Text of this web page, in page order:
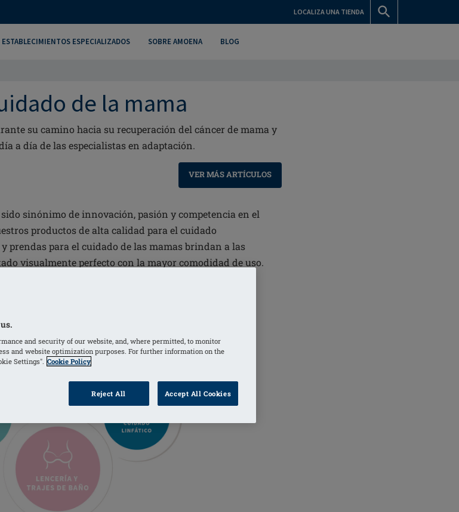
LOCALIZA UNA TIENDA
ESPECIALIZADOS SOBRE AMOENA BLOG
de la mama
su camino hacia su recuperación del cáncer de mama y
a día de las especialistas en adaptación.
VER MÁS ARTÍCULOS
sinónimo de innovación, pasión y competencia en el
productos de alta calidad para el cuidado
prendas para el cuidado de las mamas brindan a las
visualmente perfecto con la mayor comodidad de uso.
and security of our website, and, where permitted, to monitor
and website optimization purposes. For further information on the
Settings". Cookie Policy
Reject All Accept All Cookies